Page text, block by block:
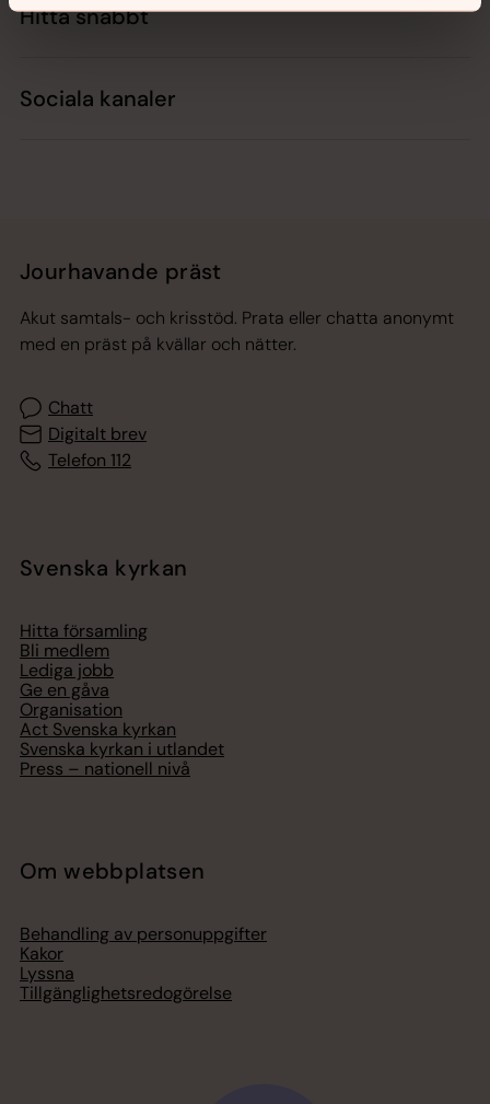
Hitta snabbt
Sociala kanaler
Jourhavande präst
Akut samtals- och krisstöd. Prata eller chatta anonymt
med en präst på kvällar och nätter.
Chatt
Digitalt brev
Telefon 112
Svenska kyrkan
Hitta församling
Bli medlem
Lediga jobb
Ge en gåva
Organisation
Act Svenska kyrkan
Svenska kyrkan i utlandet
Press – nationell nivå
Om webbplatsen
Behandling av personuppgifter
Kakor
Lyssna
Tillgänglighetsredogörelse